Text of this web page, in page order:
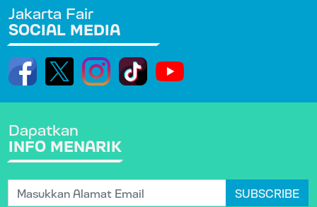
Jakarta Fair
SOCIAL MEDIA
Dapatkan
INFO MENARIK
SUBSCRIBE